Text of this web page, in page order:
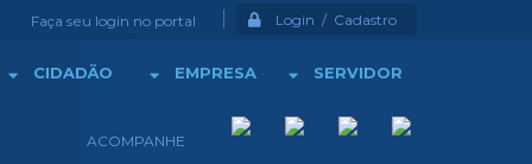
Faça seu login no portal Login / Cadastro
CIDADÃO EMPRESA SERVIDOR
ACOMPANHE